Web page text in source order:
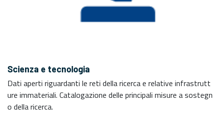
Scienza e tecnologia
Dati aperti riguardanti le reti della ricerca e relative infrastrutt
ure immateriali. Catalogazione delle principali misure a sostegn
o della ricerca.